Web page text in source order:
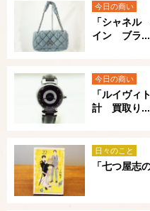
今日の商い
「シャネ
イン ブラ...
今日の商い
「ルイヴ
計 買取り...
日々のこと
「七つ屋